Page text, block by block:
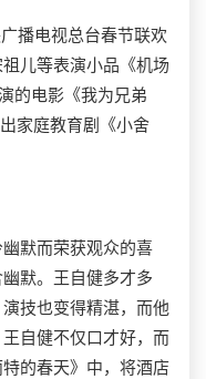
播电视总台春节联欢
儿等表演小品《机场
的电影《我为兄弟
家庭教育剧《小舍
默而荣获观众的喜
默。王自健多才多
技也变得精湛，而他
自健不仅口才好，而
的春天》中，将酒店